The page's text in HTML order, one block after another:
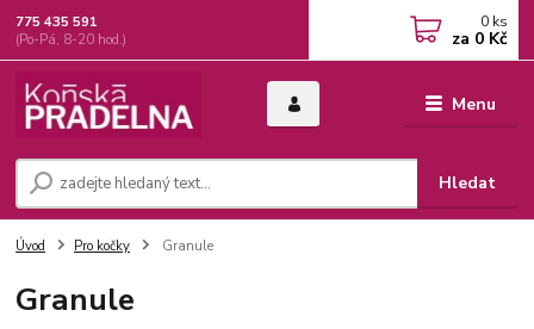
Menu
Hledat
775 435 591
(Po-Pá, 8-20 hod.)
0 ks
za 0 Kč
Úvod Pro kočky Granule
Granule